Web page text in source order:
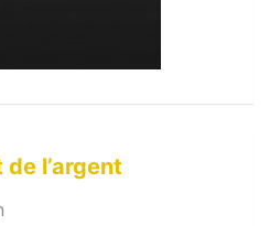
de l’argent